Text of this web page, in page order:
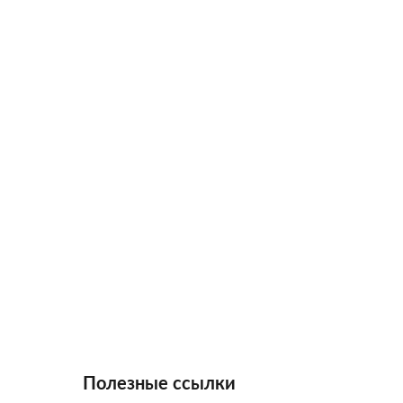
Полезные ссылки